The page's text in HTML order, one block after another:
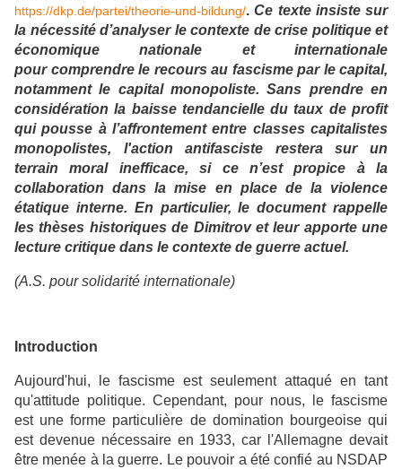
https://dkp.de/partei/theorie-und-bildung/.Ce texte insiste sur
la nécessité d’analyser le contexte de crise politique et
économique nationale et internationale
pour comprendre le recours au fascisme par le capital,
notamment le capital monopoliste. Sans prendre en
considération la baisse tendancielle du taux de profit
qui pousse à l’affrontement entre classes capitalistes
monopolistes, l'action antifasciste restera sur un
terrain moral inefficace, si ce n’est propice à la
collaboration dans la mise en place de la violence
étatique interne. En particulier, le document rappelle
les thèses historiques de Dimitrov et leur apporte une
lecture critique dans le contexte de guerre actuel.
(A.S. pour solidarité internationale)
Introduction
Aujourd'hui, le fascisme est seulement attaqué en tant
qu'attitude politique. Cependant, pour nous, le fascisme
est une forme particulière de domination bourgeoise qui
est devenue nécessaire en 1933, car l'Allemagne devait
être menée à la guerre. Le pouvoir a été confié au NSDAP